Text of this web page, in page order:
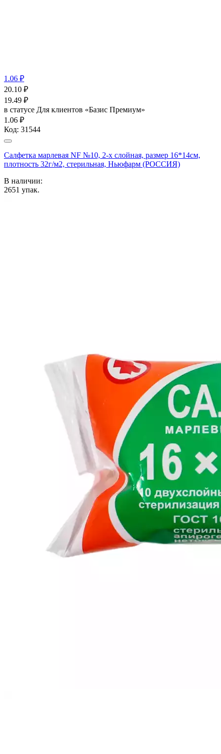
1.06 ₽
20.10 ₽
19.49 ₽
в статусе Для клиентов «Базис Премиум»
1.06 ₽
Код: 31544
Салфетка марлевая NF №10, 2-х слойная, размер 16*14см,
плотность 32г/м2, стерильная, Ньюфарм (РОССИЯ)
В наличии:
2651 упак.